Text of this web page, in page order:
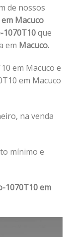
de nossos
Macuco
1070T10que
em Macuco.
em Macuco e
em Macuco
na venda
mínimo e
1070T10 em